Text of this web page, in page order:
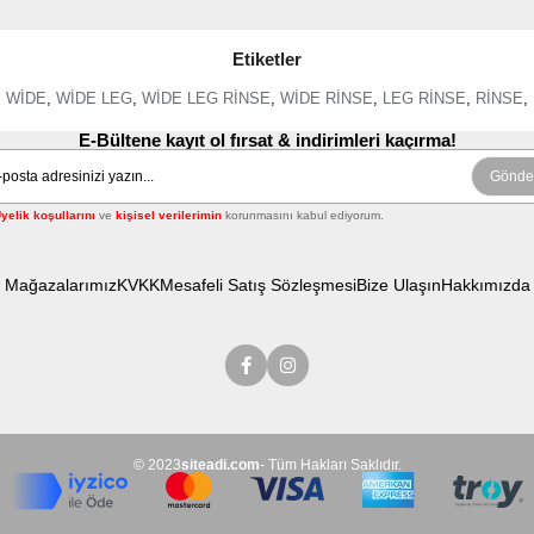
Etiketler
WİDE WİDE LEG WİDE LEG RİNSE WİDE RİNSE LEG RİNSE RİNSE
E-Bültene kayıt ol fırsat & indirimleri kaçırma!
koşullarını ve kişisel verilerimin korunmasını kabul ediyorum.
MağazalarımızKVKKMesafeli Satış SözleşmesiBize UlaşınHakkımızda
© 2023siteadi.com- Tüm Hakları Saklıdır.